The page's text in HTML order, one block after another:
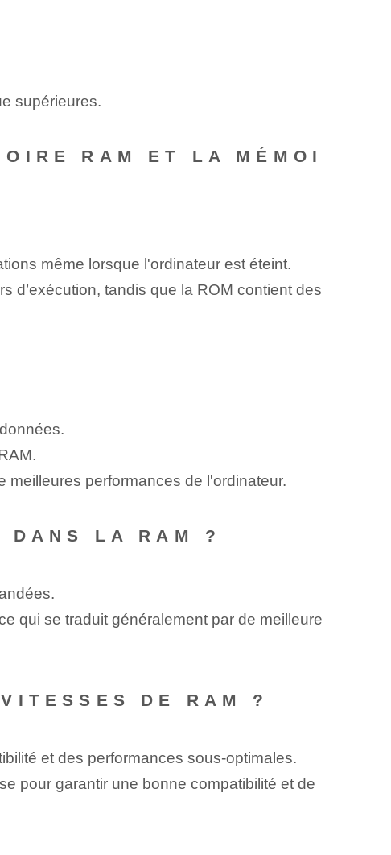
supérieures.
RAM ET LA MÉMOI
même lorsque l'ordinateur est éteint.
d’exécution, tandis que la ROM contient des
performances de l'ordinateur.
DANS LA RAM ?
qui se traduit généralement par de meilleure
DE RAM ?
et des performances sous-optimales.
pour garantir une bonne compatibilité et de